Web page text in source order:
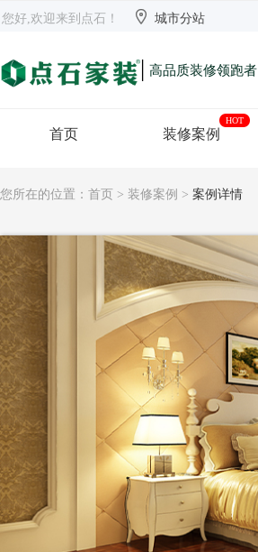
欢迎来到点石  长沙 【切换】
您好,欢迎来到点石！  城市分站
| 高品质装修领跑者
首页 装修案例
HOT
您所在的位置： 首页 > 装修案例 > 案例详情